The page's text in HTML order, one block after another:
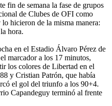
fin de semana la fase de grupos
de Clubes de OFI como
lo hicieron de la misma manera:
hora.
en el Estadio Álvaro Pérez de
marcador a los 17 minutos,
los colores de Libertad en el
y Cristian Patrón, que había
el gol del triunfo a los 90+4.
Capandeguy terminó al frente